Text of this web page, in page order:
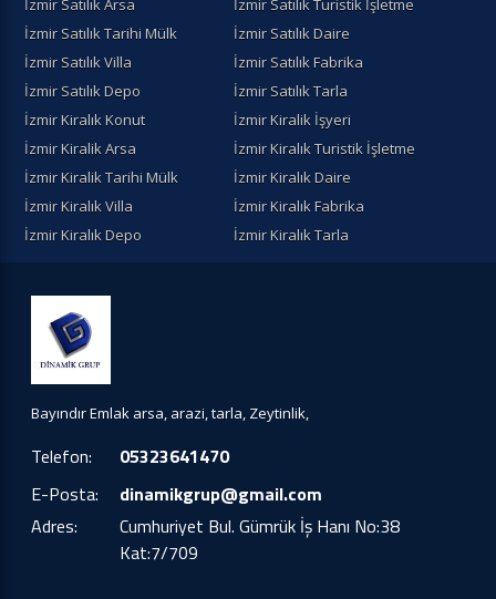
İzmir Satılık Arsa
İzmir Satılık Turistik İşletme
İzmir Satılık Tarihi Mülk
İzmir Satılık Daire
İzmir Satılık Villa
İzmir Satılık Fabrika
İzmir Satılık Depo
İzmir Satılık Tarla
İzmir Kiralık Konut
İzmir Kiralik İşyeri
İzmir Kiralik Arsa
İzmir Kiralık Turistik İşletme
İzmir Kiralik Tarihi Mülk
İzmir Kiralık Daire
İzmir Kiralık Villa
İzmir Kiralık Fabrika
İzmir Kiralık Depo
İzmir Kiralık Tarla
Bayındır Emlak arsa, arazi, tarla, Zeytinlik,
Telefon:
05323641470
E-Posta:
dinamikgrup@gmail.com
Adres:
Cumhuriyet Bul. Gümrük İş Hanı No:38
Kat:7/709